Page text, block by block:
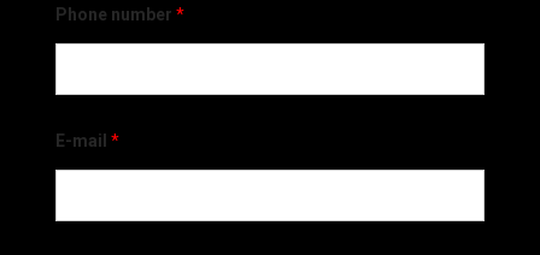
Phone number *
E-mail *